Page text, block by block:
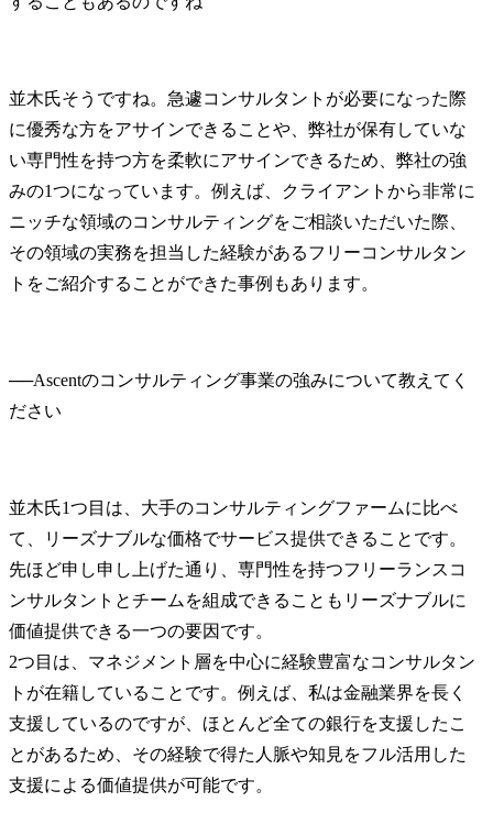
並木氏そうですね。急遽コンサルタントが必要になった際
に優秀な方をアサインできることや、弊社が保有していな
い専門性を持つ方を柔軟にアサインできるため、弊社の強
みの1つになっています。例えば、クライアントから非常に
ニッチな領域のコンサルティングをご相談いただいた際、
その領域の実務を担当した経験があるフリーコンサルタン
トをご紹介することができた事例もあります。
──Ascentのコンサルティング事業の強みについて教えてく
並木氏1つ目は、大手のコンサルティングファームに比べ
て、リーズナブルな価格でサービス提供できることです。
先ほど申し申し上げた通り、専門性を持つフリーランスコ
ンサルタントとチームを組成できることもリーズナブルに
価値提供できる一つの要因です。
2つ目は、マネジメント層を中心に経験豊富なコンサルタン
トが在籍していることです。例えば、私は金融業界を長く
支援しているのですが、ほとんど全ての銀行を支援したこ
とがあるため、その経験で得た人脈や知見をフル活用した
支援による価値提供が可能です。